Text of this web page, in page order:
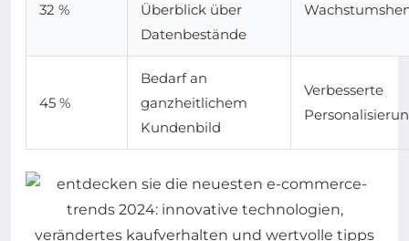
32 %
Überblick über
Datenbestände
45 %
Bedarf an
ganzheitlichem
Kundenbild
Verbesserte